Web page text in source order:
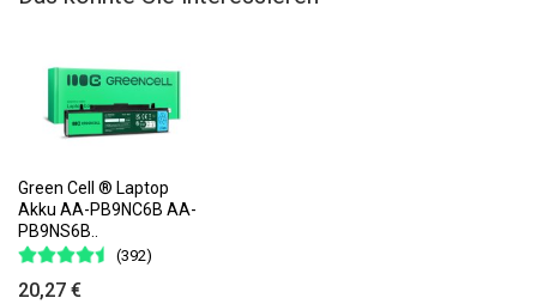
Green Cell ® Laptop
Akku AA-PB9NC6B AA-
PB9NS6B..
(392)
20,27 €